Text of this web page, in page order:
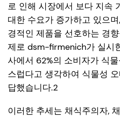
로 인해 시장에서 보다 지속
대한 수요가 증가하고 있으
경적인 제품을 선호하는 경
제로 dsm-firmenich가 실시
사에서 62%의 소비자가 식
스럽다고 생각하여 식물성
답했습니다.2
이러한 추세는 채식주의자,